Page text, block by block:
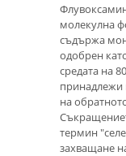
молекулна
съдържа
одобрен
средата на
принадлежи
на
термин
захващане